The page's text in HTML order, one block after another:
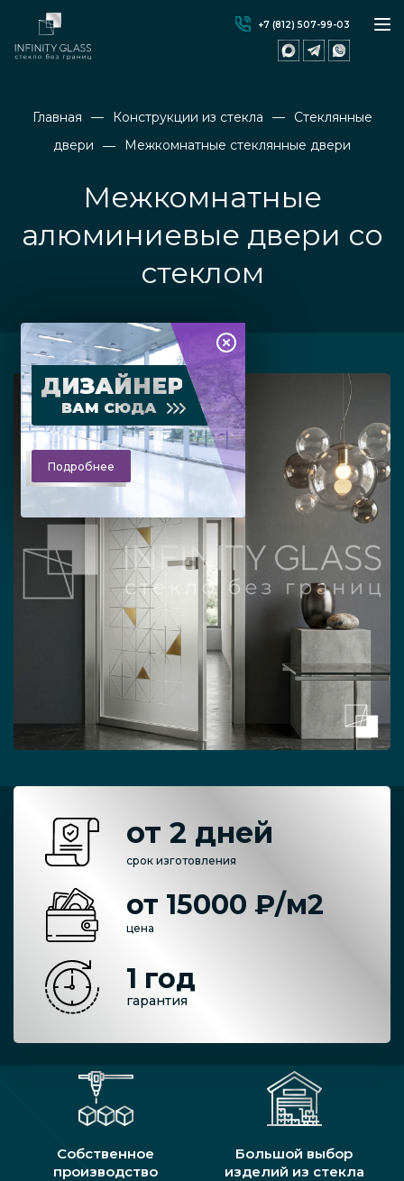
+7 (812) 507-99-03
Главная Конструкции из стекла
Стеклянные
двери
Межкомнатные стеклянные двери
Межкомнатные
алюминиевые двери со
стеклом
ДИЗАЙНЕР
ВАМ СЮДА
Подробнее
от 2 дней
срок изготовления
от 15000 ₽/м2
цена
1 год
гарантия
Собственное
производство
Большой выбор
изделий из стекла